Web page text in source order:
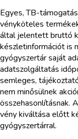
Egyes, TB-
vényköteles
által jelentett bruttó
készletinformációt is
gyógyszertár saját
adatszolgáltatás
semleges,
nem minősülnek
összehasonlításnak.
vény kiváltása előtt
gyógyszertárral.